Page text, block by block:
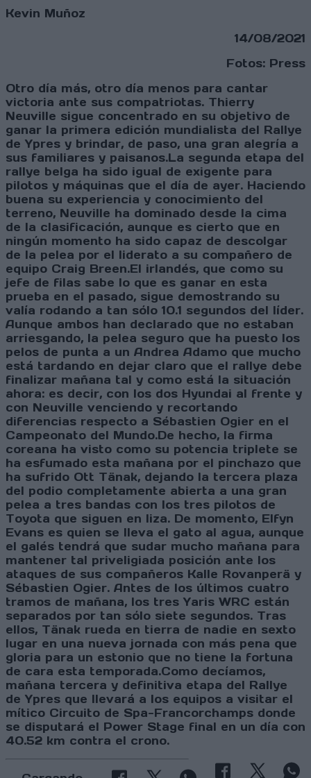
Kevin Muñoz
14/08/2021
Fotos: Press
Otro día más, otro día menos para cantar
victoria ante sus compatriotas. Thierry
Neuville sigue concentrado en su objetivo de
ganar la primera edición mundialista del Rallye
de Ypres y brindar, de paso, una gran alegría a
sus familiares y paisanos.La segunda etapa del
rallye belga ha sido igual de exigente para
pilotos y máquinas que el día de ayer. Haciendo
buena su experiencia y conocimiento del
terreno, Neuville ha dominado desde la cima
de la clasificación, aunque es cierto que en
ningún momento ha sido capaz de descolgar
de la pelea por el liderato a su compañero de
equipo Craig Breen.El irlandés, que como su
jefe de filas sabe lo que es ganar en esta
prueba en el pasado, sigue demostrando su
valía rodando a tan sólo 10.1 segundos del líder.
Aunque ambos han declarado que no estaban
arriesgando, la pelea seguro que ha puesto los
pelos de punta a un Andrea Adamo que mucho
está tardando en dejar claro que el rallye debe
finalizar mañana tal y como está la situación
ahora: es decir, con los dos Hyundai al frente y
con Neuville venciendo y recortando
diferencias respecto a Sébastien Ogier en el
Campeonato del Mundo.De hecho, la firma
coreana ha visto como su potencia triplete se
ha esfumado esta mañana por el pinchazo que
ha sufrido Ott Tänak, dejando la tercera plaza
del podio completamente abierta a una gran
pelea a tres bandas con los tres pilotos de
Toyota que siguen en liza. De momento, Elfyn
Evans es quien se lleva el gato al agua, aunque
el galés tendrá que sudar mucho mañana para
mantener tal priveligiada posición ante los
ataques de sus compañeros Kalle Rovanperä y
Sébastien Ogier. Antes de los últimos cuatro
tramos de mañana, los tres Yaris WRC están
separados por tan sólo siete segundos. Tras
ellos, Tänak rueda en tierra de nadie en sexto
lugar en una nueva jornada con más pena que
gloria para un estonio que no tiene la fortuna
de cara esta temporada.Como decíamos,
mañana tercera y definitiva etapa del Rallye
de Ypres que llevará a los equipos a visitar el
mítico Circuito de Spa-Francorchamps donde
se disputará el Power Stage final en un día con
40.52 km contra el crono.